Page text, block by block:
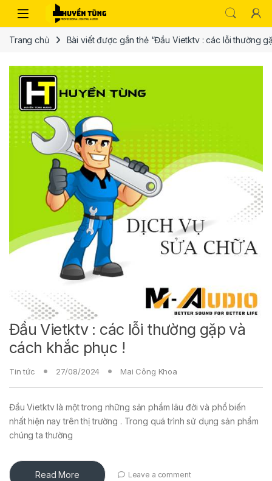
Trang chủ Bài viết được gắn thẻ “Đầu Vietktv : các lỗi thường
Đầu Vietktv : các lỗi thường gặp và
cách khắc phục !
Tin tức 27/08/2024 Mai Công Khoa
Đầu Vietktv là một trong những sản phẩm lâu đời và phổ biến
nhất hiện nay trên thị trường . Trong quá trình sử dụng sản phẩm
chúng ta thường
Read More Leave a comment